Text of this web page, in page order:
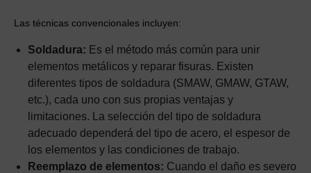
Las técnicas convencionales incluyen:
Soldadura: Es el método más común para unir
elementos metálicos y reparar fisuras. Existen
diferentes tipos de soldadura (SMAW, GMAW, GTAW,
etc.), cada uno con sus propias ventajas y
limitaciones. La selección del tipo de soldadura
adecuado dependerá del tipo de acero, el espesor de
los elementos y las condiciones de trabajo.
Reemplazo de elementos: Cuando el daño es severo